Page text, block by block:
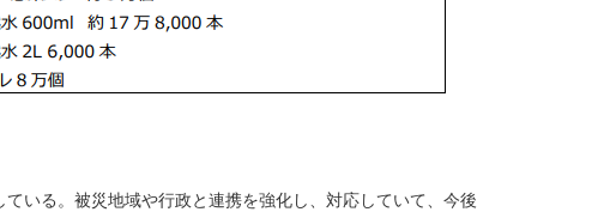
いる。被災地域や行政と連携を強化し、対応していて、今後